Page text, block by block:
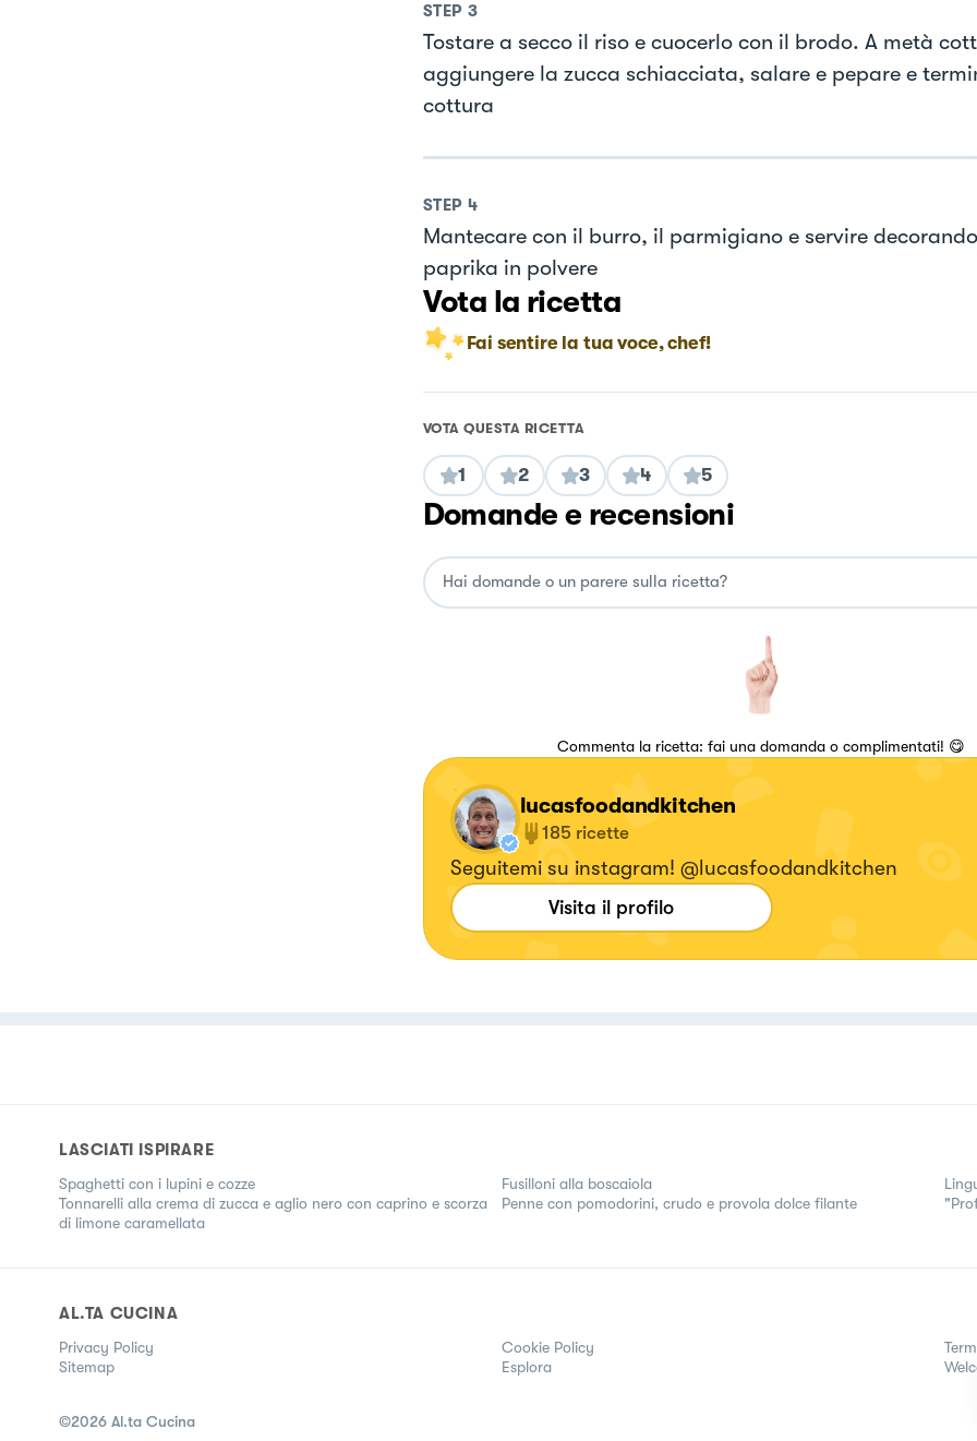
STEP 3
Tostare a secco il riso e cuocerlo con il brodo. A metà
aggiungere la zucca schiacciata, salare e pepare e
cottura
STEP 4
Mantecare con il burro, il parmigiano e servire
paprika in polvere
Vota la ricetta
Fai sentire la tua voce, chef!
VOTA QUESTA RICETTA
1 2 3 4 5
Domande e recensioni
Commenta la ricetta: fai una domanda o complimentati! 😋
lucasfoodandkitchen
185 ricette
Seguitemi su instagram! @lucasfoodandkitchen
Visita il profilo
LASCIATI ISPIRARE
Spaghetti con i lupini e cozze
Tonnarelli alla crema di zucca e aglio nero con caprino e scorza
di limone caramellata
Fusilloni alla boscaiola
Penne con pomodorini, crudo e provola dolce filante
AL.TA CUCINA
Privacy Policy Cookie Policy
Sitemap
Esplora
©2026 Al.ta Cucina